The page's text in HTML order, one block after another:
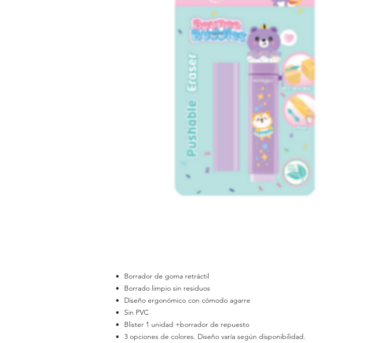
Borrador de goma retráctil
Borrado limpio sin residuos
Diseño ergonómico con cómodo agarre
Sin PVC
Blister 1 unidad +borrador de repuesto
3 opciones de colores. Diseño varía según disponibilidad.